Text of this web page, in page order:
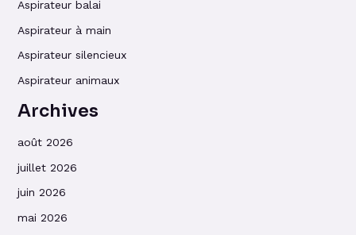
Aspirateur balai
Aspirateur à main
Aspirateur silencieux
Aspirateur animaux
Archives
août 2026
juillet 2026
juin 2026
mai 2026